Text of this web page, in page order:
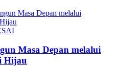
Masa Depan melalui
Hijau